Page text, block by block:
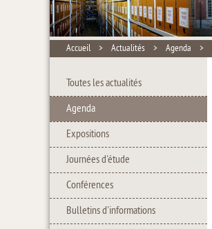
Accueil > Actualités > Agenda >
Toutes les actualités
Agenda
Expositions
Journées d'étude
Conférences
Bulletins d'informations